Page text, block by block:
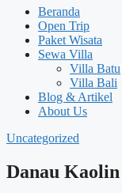
Beranda
Open Trip
Paket Wisata
Sewa Villa
Villa Batu
Villa Bali
Blog & Artikel
About Us
Uncategorized
Danau Kaolin